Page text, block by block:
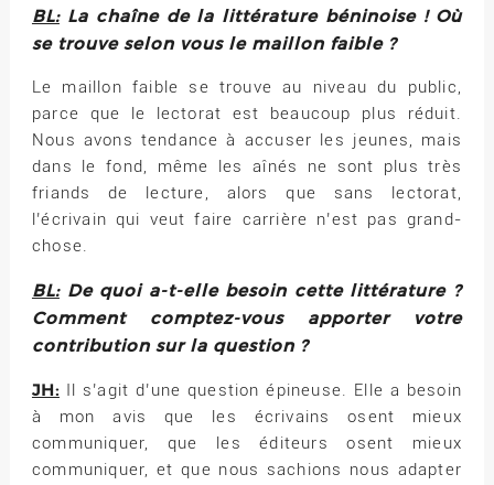
BL:La chaîne de la littérature béninoise ! Où
se trouve selon vous le maillon faible ?
Le maillon faible se trouve au niveau du public,
parce que le lectorat est beaucoup plus réduit.
Nous avons tendance à accuser les jeunes, mais
dans le fond, même les aînés ne sont plus très
friands de lecture, alors que sans lectorat,
l’écrivain qui veut faire carrière n’est pas grand-
chose.
BL:De quoi a-t-elle besoin cette littérature ?
Comment comptez-vous apporter votre
contribution sur la question ?
JH:Il s’agit d’une question épineuse. Elle a besoin
à mon avis que les écrivains osent mieux
communiquer, que les éditeurs osent mieux
communiquer, et que nous sachions nous adapter